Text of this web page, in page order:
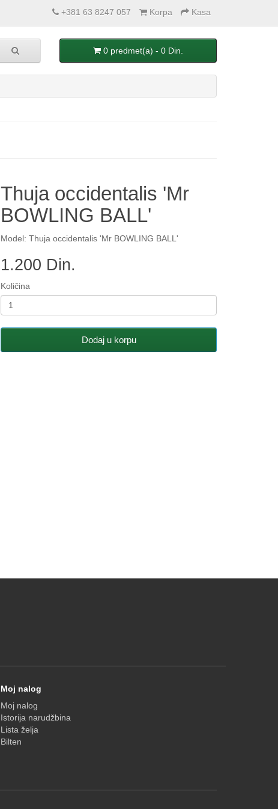
+381 63 8247 057 Korpa Kasa
0 predmet(a) - 0 Din.
Thuja occidentalis 'Mr
BOWLING BALL'
Model: Thuja occidentalis 'Mr BOWLING BALL'
1.200 Din.
Količina
Dodaj u korpu
Moj nalog
Moj nalog
Istorija narudžbina
Lista želja
Bilten